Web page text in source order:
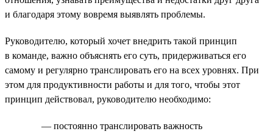
и благодаря этому вовремя выявлять проблемы.
Руководителю, который хочет внедрить такой принцип
в команде, важно объяснять его суть, придерживаться его
самому и регулярно транслировать его на всех уровнях. При
этом для продуктивности работы и для того, чтобы этот
принцип действовал, руководителю необходимо:
— постоянно транслировать важность